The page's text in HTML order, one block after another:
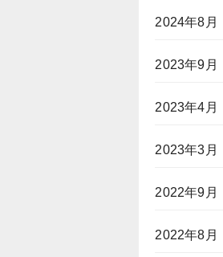
2024年8月
2023年9月
2023年4月
2023年3月
2022年9月
2022年8月